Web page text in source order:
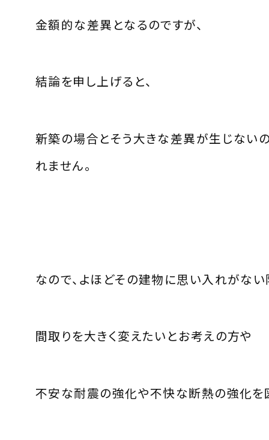
金額的な差異となるのですが、
結論を申し上げると、
新築の場合とそう大きな差異が生じない
れません。
なので、よほどその建物に思い入れがない
間取りを大きく変えたいとお考えの方や
不安な耐震の強化や不快な断熱の強化を